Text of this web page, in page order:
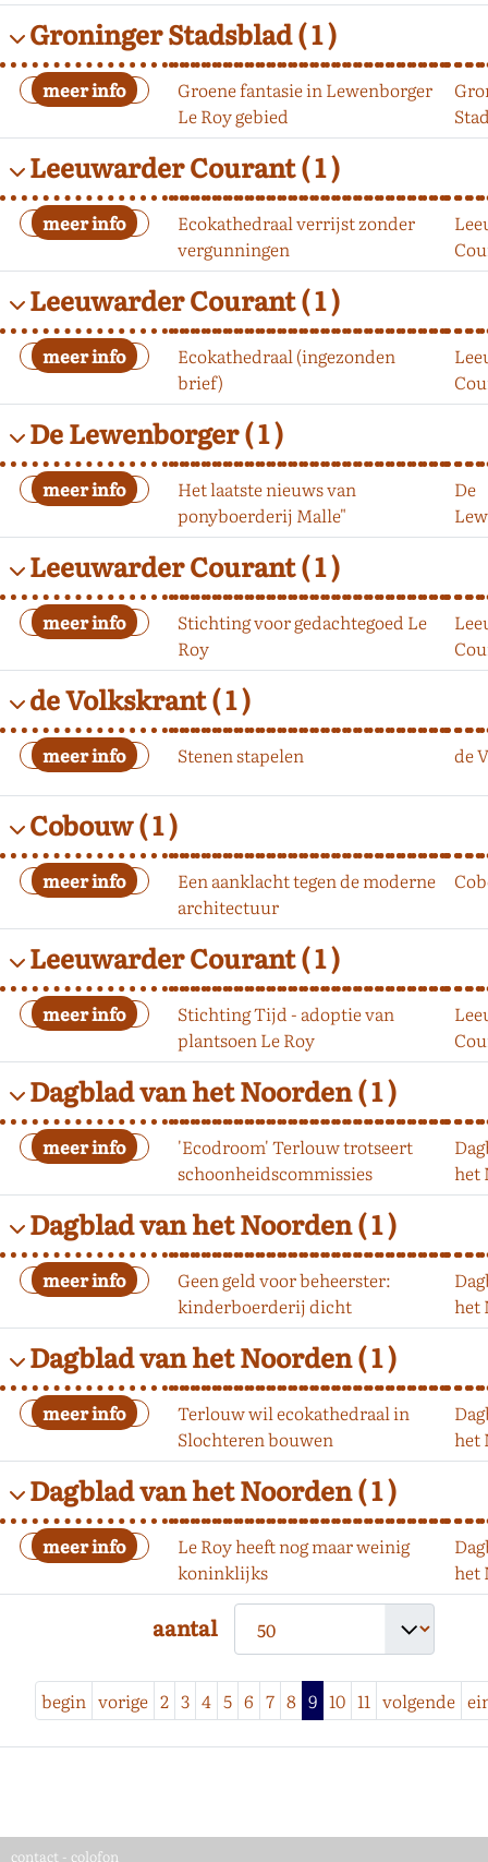
aantal
begin vorige 2 3 4 5 6 7 8 9 10 11 volgende
Groninger Stadsblad( 1 )
Groene fantasie in Lewenborger
Le Roy gebied
Leeuwarder Courant( 1 )
Ecokathedraal verrijst zonder
vergunningen
Leeuwarder Courant( 1 )
Ecokathedraal (ingezonden
brief)
De Lewenborger( 1 )
Het laatste nieuws van
ponyboerderij Malle"
De
Leeuwarder Courant( 1 )
Stichting voor gedachtegoed Le
Roy
de Volkskrant( 1 )
Stenen stapelen de
Cobouw( 1 )
Een aanklacht tegen de moderne
architectuur
Leeuwarder Courant( 1 )
Stichting Tijd - adoptie van
plantsoen Le Roy
Dagblad van het Noorden( 1 )
'Ecodroom' Terlouw trotseert
schoonheidscommissies
het
Dagblad van het Noorden( 1 )
Geen geld voor beheerster:
kinderboerderij dicht
het
Dagblad van het Noorden( 1 )
Terlouw wil ecokathedraal in
Slochteren bouwen
het
Dagblad van het Noorden( 1 )
Le Roy heeft nog maar weinig
koninklijks
het
contact - colofon